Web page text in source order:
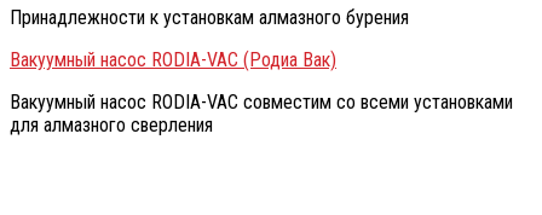
Принадлежности к установкам алмазного бурения
Вакуумный насос RODIA-VAC (Родиа Вак)
Вакуумный насос RODIA-VAC совместим со всеми установками
для алмазного сверления